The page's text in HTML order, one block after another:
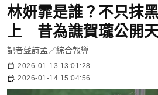
林妍霏是誰？不只抹
上 昔為譙賀瓏公開
記者藍詩孟 ／綜合報導
2026-01-13 13:01:28
2026-01-14 15:04:56